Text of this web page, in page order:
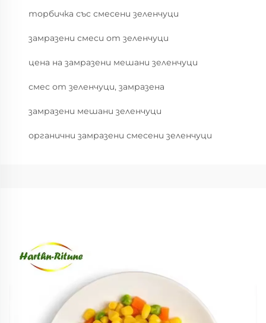
торбичка със смесени зеленчуци
замразени смеси от зеленчуци
цена на замразени мешани зеленчуци
смес от зеленчуци, замразена
замразени мешани зеленчуци
органични замразени смесени зеленчуци